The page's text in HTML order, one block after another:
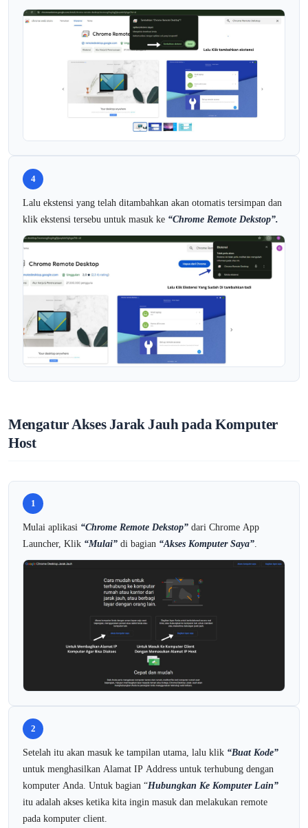
4
Lalu ekstensi yang telah ditambahkan akan otomatis tersimpan dan
klik ekstensi tersebu untuk masuk ke “Chrome Remote Dekstop”.
Mengatur Akses Jarak Jauh pada Komputer
Host
1
Mulai aplikasi “Chrome Remote Dekstop” dari Chrome App
Launcher, Klik “Mulai” di bagian “Akses Komputer Saya”.
2
Setelah itu akan masuk ke tampilan utama, lalu klik “Buat Kode”
untuk menghasilkan Alamat IP Address untuk terhubung dengan
komputer Anda. Untuk bagian “Hubungkan Ke Komputer Lain”
itu adalah akses ketika kita ingin masuk dan melakukan remote
pada komputer client.